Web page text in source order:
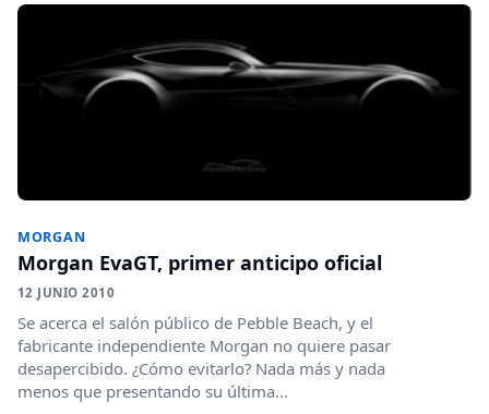
MORGAN
Morgan EvaGT, primer anticipo oficial
12 JUNIO 2010
Se acerca el salón público de Pebble Beach, y el
fabricante independiente Morgan no quiere pasar
desapercibido. ¿Cómo evitarlo? Nada más y nada
menos que presentando su última...